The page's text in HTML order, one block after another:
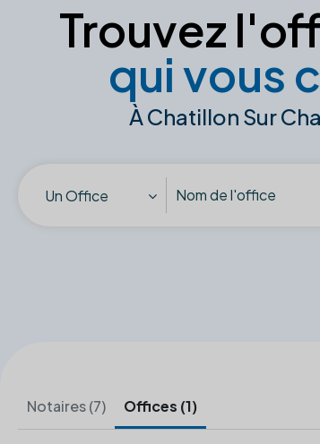
Trouvez
qui vous
À Chatillon Sur
Un Office
Notaires (7) Offices (1)